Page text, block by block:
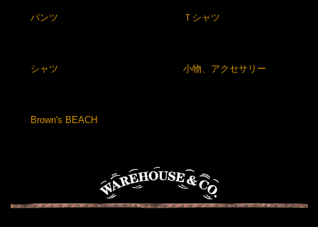
パンツ Ｔシャツ
シャツ 小物、アクセサリー
Brown's BEACH